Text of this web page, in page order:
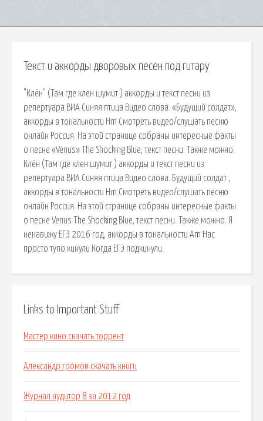
Текст и аккорды дворовых песен под гитару
"Клён" (Там где клен шумит ) аккорды и текст песни из
репертуара ВИА Синяя птица Видео слова. «Будущий солдат»,
аккорды в тональности Hm Смотреть видео/слушать песню
онлайн Россия. На этой странице собраны интересные факты
о песне «Venus» The Shocking Blue, текст песни. Также можно.
Клён (Там где клен шумит ) аккорды и текст песни из
репертуара ВИА Синяя птица Видео слова. Будущий солдат ,
аккорды в тональности Hm Смотреть видео/слушать песню
онлайн Россия. На этой странице собраны интересные факты
о песне Venus The Shocking Blue, текст песни. Также можно. Я
ненавижу ЕГЭ 2016 год, аккорды в тональности Am Нас
просто тупо кинули Когда ЕГЭ подкинули.
Links to Important Stuff
Мастер кино скачать торрент
Александр громов скачать книги
Журнал аудитор 8 за 2012 год